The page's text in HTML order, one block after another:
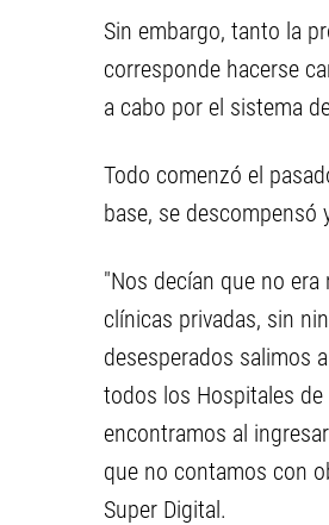
Sin embargo, tanto la
corresponde hacerse
a cabo por el sistema
Todo comenzó el
base, se descompensó
"Nos decían que no
clínicas privadas, sin
desesperados salimos
todos los Hospitales
encontramos al
que no contamos con
Super Digital.